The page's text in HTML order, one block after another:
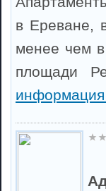
в Ереване,
менее чем
площади